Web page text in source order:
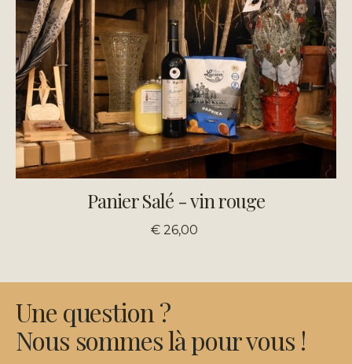
Panier Salé - vin rouge
€ 26,00
Une question ?
Nous sommes là pour vous !